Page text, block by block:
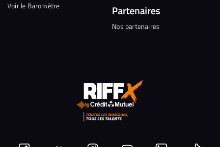
Voir le Baromètre Partenaires
Nos partenaires